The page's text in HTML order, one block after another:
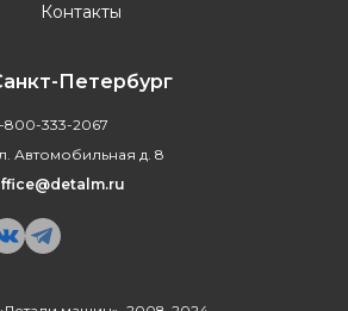
Контакты
Петербург
800-333-2067
Автомобильная д. 8